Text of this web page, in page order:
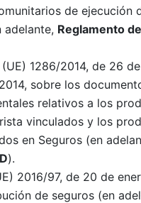
de ejecución
adelante, Reglamento
1286/2014, de 26 de
sobre los
relativos a los
vinculados y los
en Seguros (en
).
2016/97, de 20 de
de seguros (en